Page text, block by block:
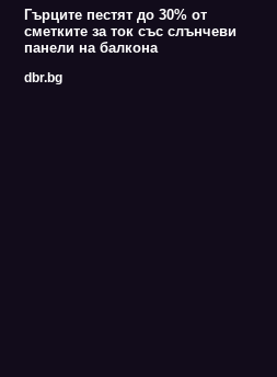
Гърците пестят до 30% от
сметките за ток със слънчеви
панели на балкона
dbr.bg